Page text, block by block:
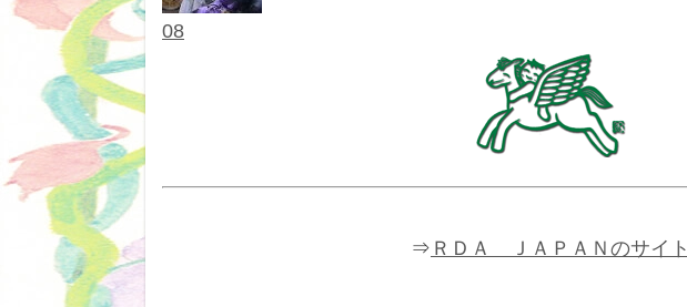
08
⇒ ＲＤＡ ＪＡＰＡＮのサイト